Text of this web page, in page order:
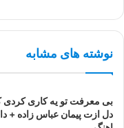
نوشته های مشابه
بی معرفت تو یه کاری کردی
دل ازت پیمان عباس زاده +